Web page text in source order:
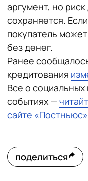
аргумент, но
сохраняется.
покупатель
без денег.
Ранее
кредитования
Все о
событиях —
сайте «Постньюс»
поделиться